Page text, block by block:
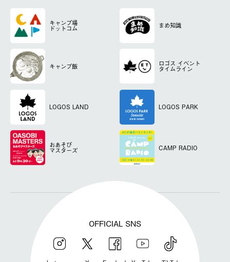
キャンプ場
ドットコム まめ知識
キャンプ飯 ロゴス イベント
タイムライン
LOGOS LAND LOGOS PARK
おあそび
マスターズ CAMP RADIO
OFFICIAL SNS